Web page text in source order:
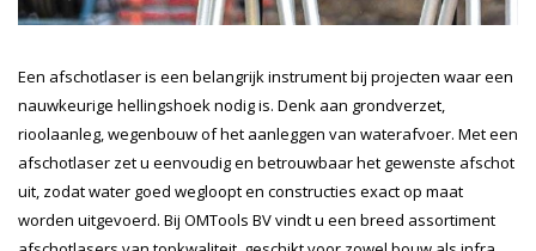
Een afschotlaser is een belangrijk instrument bij projecten waar een
nauwkeurige hellingshoek nodig is. Denk aan grondverzet,
rioolaanleg, wegenbouw of het aanleggen van waterafvoer. Met een
afschotlaser zet u eenvoudig en betrouwbaar het gewenste afschot
uit, zodat water goed wegloopt en constructies exact op maat
worden uitgevoerd. Bij OMTools BV vindt u een breed assortiment